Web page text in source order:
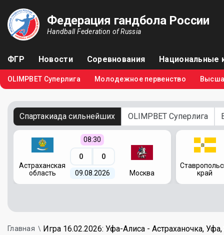
Федерация гандбола России
Handball Federation of Russia
ФГР Новости Соревнования Национальные
OLIMPBET Суперлига Молодежное первенство
Спартакиада сильнейших OLIMPBET Суперлига
Астраханская
область
08:30
0 0
09.08.2026 Москва
край
Главная Игра 16.02.2026: Уфа-Алиса - Астраханочка,